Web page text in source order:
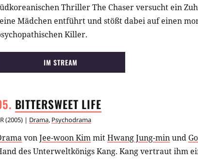
Thriller The Chaser versucht ein
Mädchen entführt und stößt dabei auf einen
Killer.
IM STREAM
BITTERSWEET LIFE
(2005) | Drama, Psychodrama
vonJee-woon KimmitHwang Jung-minund
des Unterweltkönigs Kang. Kang vertraut ihm